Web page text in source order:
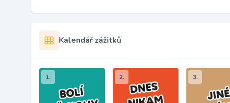
Kalendář zážitků
1. 2. 3.